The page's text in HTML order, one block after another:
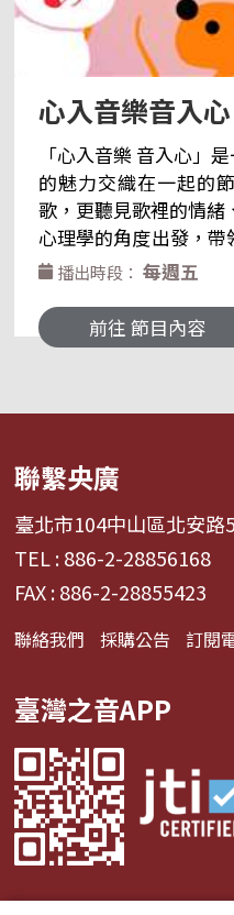
心入音樂音入心
「心入音樂 音入心」
的魅力交織在一起的
歌，更聽見歌裡的情緒、
心理學的角度出發，帶
奏、旋律與聲響，悄
同的音色會讓我們想跳
透過細緻的心理分析與
音樂中被看見。 📌 臉書粉絲專頁👉央廣華語節目
粉絲團 | Facebook
104237臺北市中山區
語節目 收 e-mail｜
播出時段： 每週五
前往 節目內容
聯繫央廣
臺北市104中山區北安路
TEL : 886-2-28856168
FAX : 886-2-28855423
聯絡我們 採購公告 訂閱
臺灣之音APP